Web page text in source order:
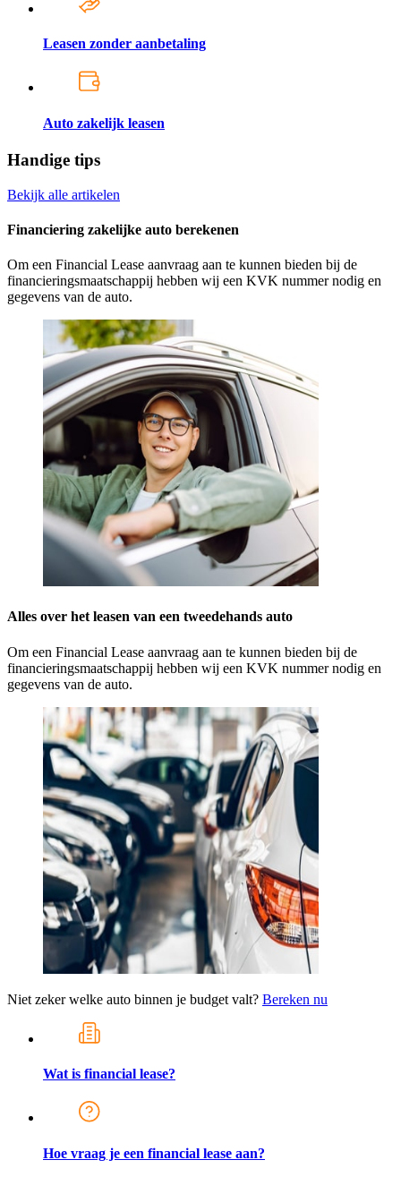
Leasen zonder aanbetaling
Auto zakelijk leasen
Handige tips
Bekijk alle artikelen
Financiering zakelijke auto berekenen
Om een Financial Lease aanvraag aan te kunnen bieden bij de
financieringsmaatschappij hebben wij een KVK nummer nodig en
gegevens van de auto.
Alles over het leasen van een tweedehands auto
Om een Financial Lease aanvraag aan te kunnen bieden bij de
financieringsmaatschappij hebben wij een KVK nummer nodig en
gegevens van de auto.
Niet zeker welke auto binnen je budget valt? Bereken nu
Wat is financial lease?
Hoe vraag je een financial lease aan?